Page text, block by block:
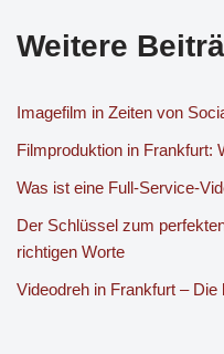
Weitere
Imagefilm in Zeiten von
Filmproduktion in Frankfurt:
Was ist eine Full-Service-
Der Schlüssel zum
richtigen Worte
Videodreh in Frankfurt –